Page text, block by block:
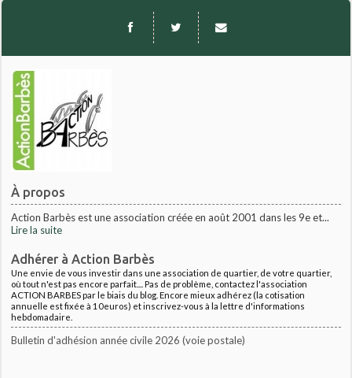
À propos
Action Barbès est une association créée en août 2001 dans les 9e et...
Lire la suite
Adhérer à Action Barbès
Une envie de vous investir dans une association de quartier, de votre quartier,
où tout n'est pas encore parfait.... Pas de problème, contactez l'association
ACTION BARBES par le biais du blog. Encore mieux adhérez (la cotisation
annuelle est fixée à 10euros) et inscrivez-vous à la lettre d'informations
hebdomadaire.
Bulletin d'adhésion année civile 2026 (voie postale)